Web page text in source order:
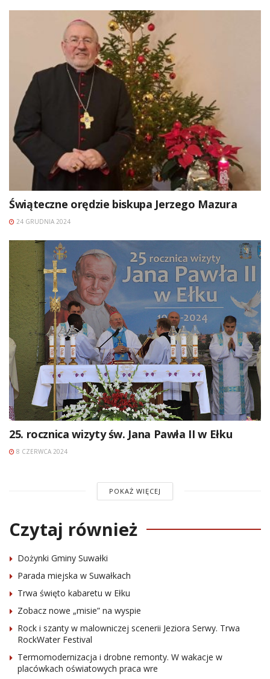
Świąteczne orędzie biskupa Jerzego Mazura
24 GRUDNIA 2024
25. rocznica wizyty św. Jana Pawła II w Ełku
8 CZERWCA 2024
POKAŻ WIĘCEJ
Czytaj również
Dożynki Gminy Suwałki
Parada miejska w Suwałkach
Trwa święto kabaretu w Ełku
Zobacz nowe „misie” na wyspie
Rock i szanty w malowniczej scenerii Jeziora Serwy. Trwa
RockWater Festival
Termomodernizacja i drobne remonty. W wakacje w
placówkach oświatowych praca wre